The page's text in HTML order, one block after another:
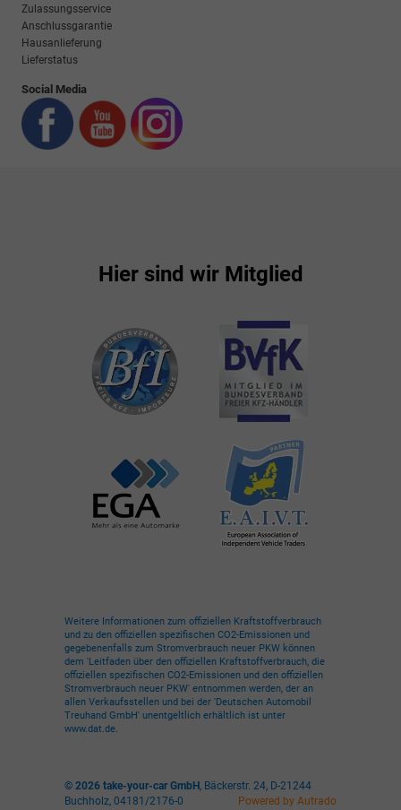
Zulassungsservice
Anschlussgarantie
Hausanlieferung
Lieferstatus
Social Media
Hier sind wir Mitglied
Weitere Informationen zum offiziellen Kraftstoffverbrauch
und zu den offiziellen spezifischen CO2-Emissionen und
gegebenenfalls zum Stromverbrauch neuer PKW können
dem 'Leitfaden über den offiziellen Kraftstoffverbrauch, die
offiziellen spezifischen CO2-Emissionen und den offiziellen
Stromverbrauch neuer PKW' entnommen werden, der an
allen Verkaufsstellen und bei der 'Deutschen Automobil
Treuhand GmbH' unentgeltlich erhältlich ist unter
www.dat.de.
© 2026 take-your-car GmbH , Bäckerstr. 24, D-21244
Buchholz, 04181/2176-0 Powered by Autrado